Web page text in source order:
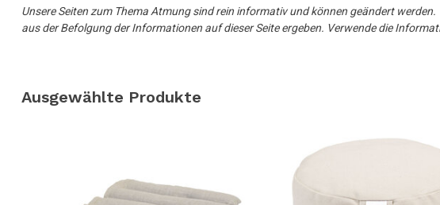
Unsere Seiten zum Thema Atmung sind rein informativ und können geändert
aus der Befolgung der Informationen auf dieser Seite ergeben. Verwende die
Ausgewählte Produkte